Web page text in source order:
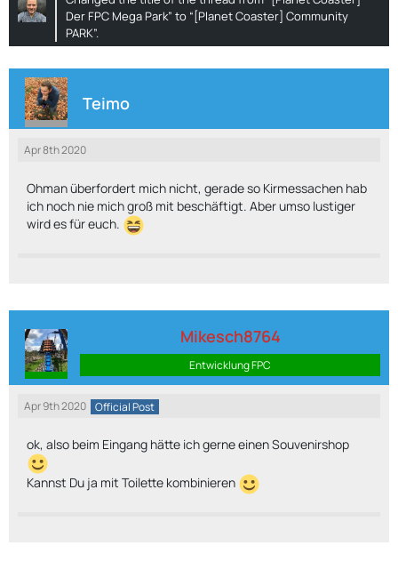
Der FPC Mega Park” to “[Planet Coaster] Community
PARK”.
Teimo
Apr 8th 2020
Ohman überfordert mich nicht, gerade so Kirmessachen hab
ich noch nie mich groß mit beschäftigt. Aber umso lustiger
wird es für euch.
Mikesch8764
Entwicklung FPC
Apr 9th 2020 Official Post
ok, also beim Eingang hätte ich gerne einen Souvenirshop
Kannst Du ja mit Toilette kombinieren